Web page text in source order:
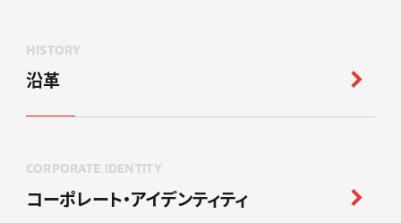
HISTORY
沿革
CORPORATE IDENTITY
コーポレート・アイデンティティ